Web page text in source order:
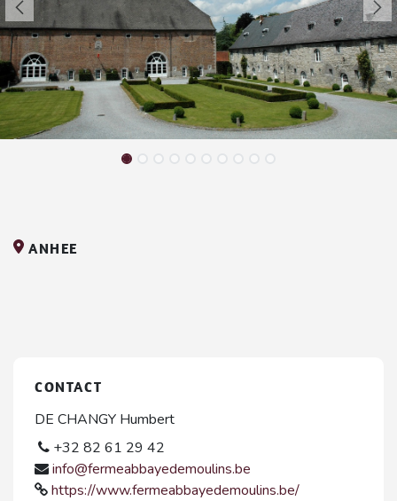
ANHEE
CONTACT
DE CHANGY Humbert
+32 82 61 29 42
info@fermeabbayedemoulins.be
https://www.fermeabbayedemoulins.be/